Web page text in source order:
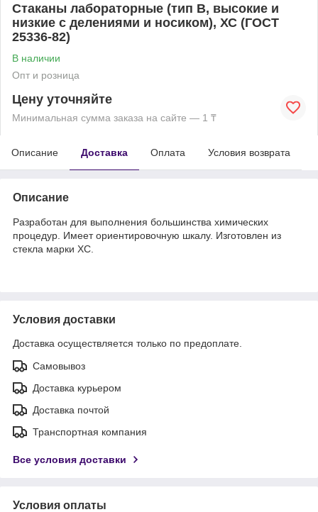
Стаканы лабораторные (тип В, высокие и
низкие с делениями и носиком), ХС (ГОСТ
25336-82)
В наличии
Опт и розница
Цену уточняйте
Минимальная сумма заказа на сайте — 1 ₸
Описание Доставка Оплата Условия возврата
Описание
Разработан для выполнения большинства химических
процедур. Имеет ориентировочную шкалу. Изготовлен из
стекла марки ХС.
Условия доставки
Доставка осуществляется только по предоплате.
Самовывоз
Доставка курьером
Доставка почтой
Транспортная компания
Все условия доставки
Условия оплаты